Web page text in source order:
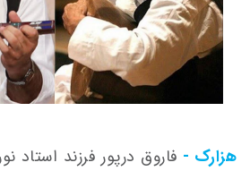
هزارک - فاروق درپور فرزند استاد